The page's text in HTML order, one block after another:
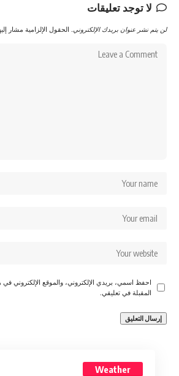
لا توجد تعليقات
لن يتم نشر عنوان بريدك الإلكتروني. الحقول الإلزامية مشار
احفظ اسمي، بريدي الإلكتروني، والموقع الإلكتروني في
المقبلة في تعليقي.
Weather